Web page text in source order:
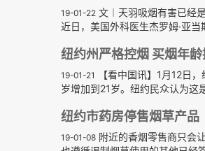
19-01-22 文︱天羽吸烟有害已经
近日，美国外科医生杰罗姆·亚
纽约州严格控烟 买烟年
19-01-21 【看中国讯】1月12日
岁增加到21岁。纽约民众认为这
纽约市药房停售烟草产品
19-01-08 附近的香烟零售商只会